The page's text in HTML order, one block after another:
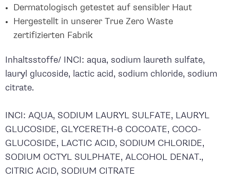
Dermatologisch getestet auf sensibler Haut
Hergestellt in unserer True Zero Waste
zertifizierten Fabrik
Inhaltsstoffe/ INCI: aqua, sodium laureth sulfate,
lauryl glucoside, lactic acid, sodium chloride, sodium
citrate.
INCI: AQUA, SODIUM LAURYL SULFATE, LAURYL
GLUCOSIDE, GLYCERETH-6 COCOATE, COCO-
GLUCOSIDE, LACTIC ACID, SODIUM CHLORIDE,
SODIUM OCTYL SULPHATE, ALCOHOL DENAT.,
CITRIC ACID, SODIUM CITRATE